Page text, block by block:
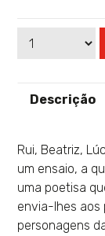
Qtd
Disponibilidade:
Descrição
Rui, Beatriz,
um ensaio, a
uma poetisa
envia-lhes aos
personagens